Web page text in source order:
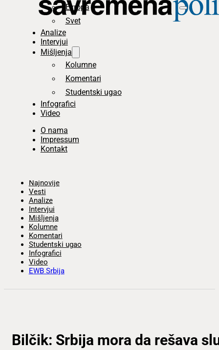
Evropa
Svet
Analize
Intervjui
Mišljenja
Kolumne
Komentari
Studentski ugao
Infografici
Video
O nama
Impressum
Kontakt
Najnovije
Vesti
Analize
Intervjui
Mišljenja
Kolumne
Komentari
Studentski ugao
Infografici
Video
EWB Srbija
Bilčik: Srbija mora da rešava